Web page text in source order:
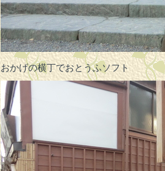
おかげの横丁でおとうふソフト